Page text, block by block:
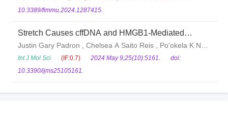
Hou , Feng Wang
10.3389/fimmu.2024.1287415.
Stretch Causes cffDNA and HMGB1-Mediated
Inflammation and Cellular Stress in Human Fetal
Membranes
Justin Gary Padron , Chelsea A Saito Reis , Po'okela K Ng
, Nainoa D Norman Ing , Hannah Baker , Kamalei Davis
, Courtney Kurashima , Claire E Kendal-Wright
Int J Mol Sci (IF:0.7) 2024 May 9;25(10):5161.
doi:
10.3390/ijms25105161.